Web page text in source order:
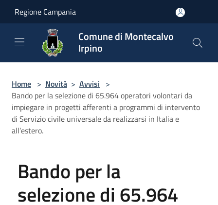
Regione Campania
Comune di Montecalvo
Irpino
Home > Novità > Avvisi >
Bando per la selezione di 65.964 operatori volontari da
impiegare in progetti afferenti a programmi di intervento
di Servizio civile universale da realizzarsi in Italia e
all’estero.
Bando per la
selezione di 65.964